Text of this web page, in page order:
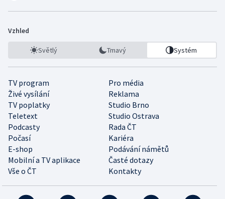
Vzhled
Světlý Tmavý Systém
TV program
Pro média
Živé vysílání
Reklama
TV poplatky
Studio Brno
Teletext
Studio Ostrava
Podcasty
Rada ČT
Počasí
Kariéra
E-shop
Podávání námětů
Mobilní a TV aplikace
Časté dotazy
Vše o ČT
Kontakty